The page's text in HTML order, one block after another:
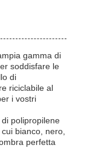
gamma di
soddisfare le
di
riciclabile al
i vostri
polipropilene
bianco, nero,
perfetta